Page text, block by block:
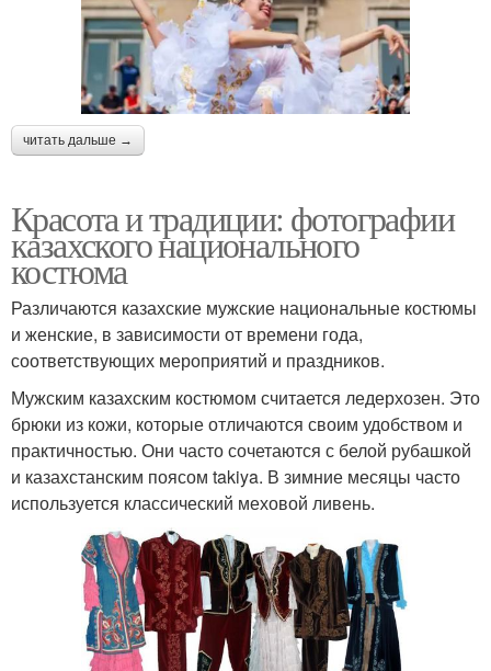
читать дальше →
Красота и традиции: фотографии
казахского национального
костюма
Различаются казахские мужские национальные костюмы
и женские, в зависимости от времени года,
соответствующих мероприятий и праздников.
Мужским казахским костюмом считается ледерхозен. Это
брюки из кожи, которые отличаются своим удобством и
практичностью. Они часто сочетаются с белой рубашкой
и казахстанским поясом takiya. В зимние месяцы часто
используется классический меховой ливень.